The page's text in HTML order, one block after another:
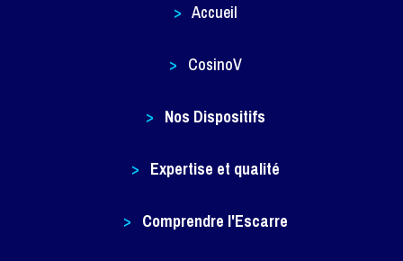
> Accueil
> CosinoV
> Nos Dispositifs
> Expertise et qualité
> Comprendre l'Escarre